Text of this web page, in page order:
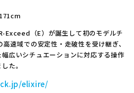
Exceed（E）が誕生して初のモデルチ
速域での安定性・走破性を受け継ぎ、
広いシチュエーションに対応する操作
た。
elixire/